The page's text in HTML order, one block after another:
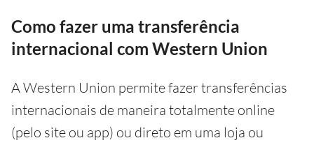
Como fazer uma transferência
internacional com Western Union
A Western Union permite fazer transferências
internacionais de maneira totalmente online
(pelo site ou app) ou direto em uma loja ou